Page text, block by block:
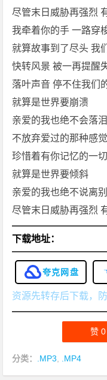
尽管末日威胁再强烈
我牵着你的手 一路穿
就算故事到了尽头 我
快转风景 被一再提醒
落叶声音 停不住我们
就算是世界要崩溃
亲爱的我也绝不会落泪
不放弃爱过的那种感觉
珍惜着有你记忆的一切
就算是世界要倾斜
亲爱的我也绝不说离别
尽管末日威胁再强烈
下载地址：
夸克网盘
资源先转存后下载，
赞0
分类： .MP3 .MP4